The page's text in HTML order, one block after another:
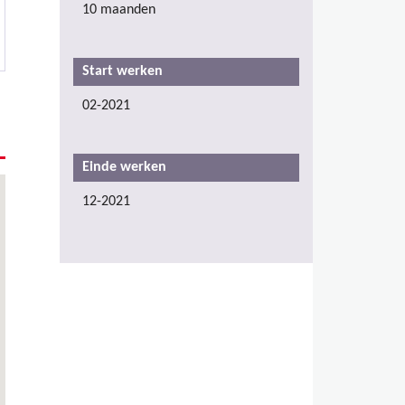
10 maanden
Start werken
02-2021
Einde werken
12-2021